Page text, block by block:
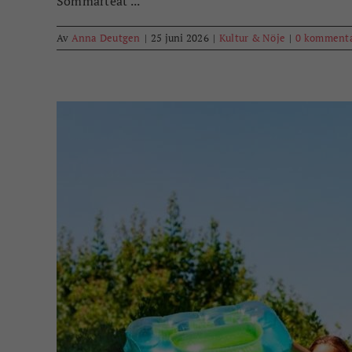
Av Anna Deutgen | 25 juni 2026 | Kultur & Nöje | 0